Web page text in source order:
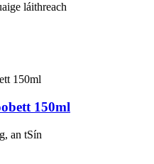
láithreach
150ml
an tSín